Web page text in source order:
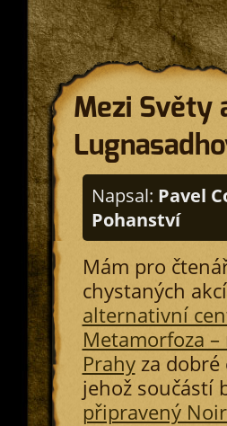
Mezi Světy
Napsal: Pavel
Pohanství
Mám pro
chystaných
alternativní
Metamorfoza
Prahyza dobré
jehož součástí
připravený